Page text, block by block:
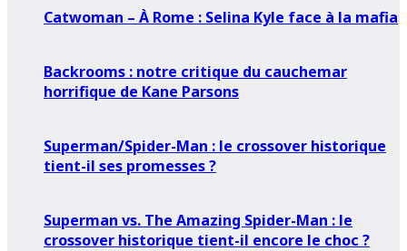
Catwoman – À Rome : Selina Kyle face à la mafia
Backrooms : notre critique du cauchemar
horrifique de Kane Parsons
Superman/Spider-Man : le crossover historique
tient-il ses promesses ?
Superman vs. The Amazing Spider-Man : le
crossover historique tient-il encore le choc ?